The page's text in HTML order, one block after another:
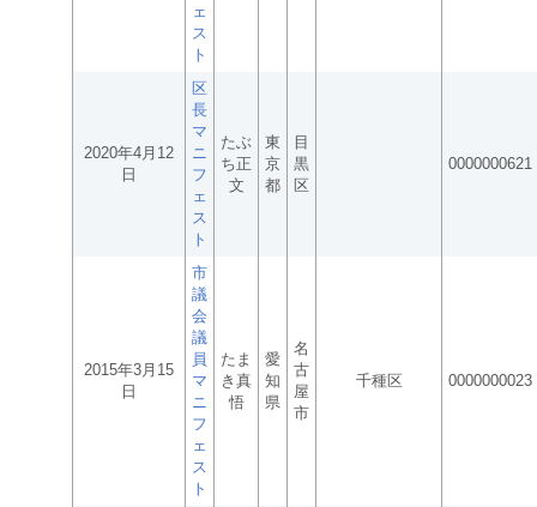
ェ
ス
ト
2020年4月12
日
区
長
マ
ニ
フ
ェ
ス
ト
たぶ
ち正
文
東
京
都
目
黒
区
0000000621
2015年3月15
日
市
議
会
議
員
マ
ニ
フ
ェ
ス
ト
たま
き真
悟
愛
知
県
名
古
屋
市
千種区 0000000023